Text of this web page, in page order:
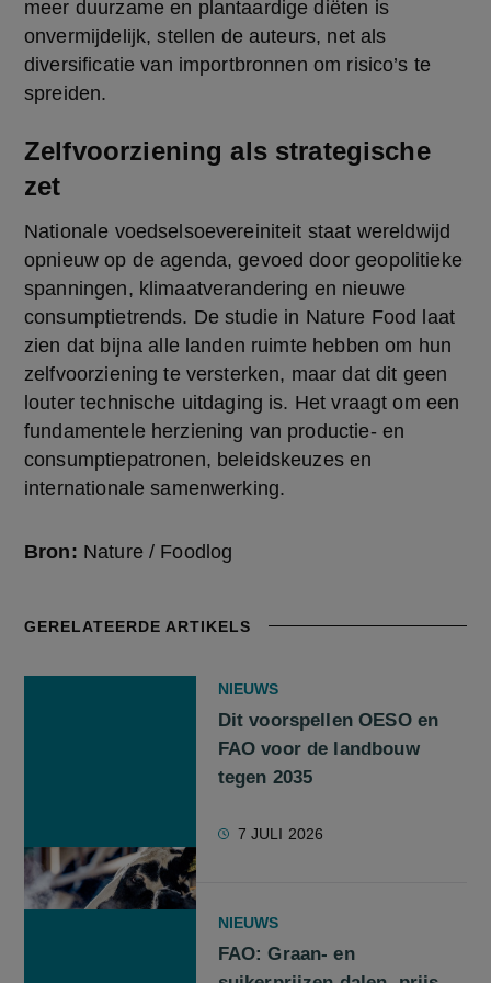
meer duurzame en plantaardige diëten is
onvermijdelijk, stellen de auteurs, net als
diversificatie van importbronnen om risico’s te
spreiden.
Zelfvoorziening als strategische
zet
Nationale voedselsoevereiniteit staat wereldwijd
opnieuw op de agenda, gevoed door geopolitieke
spanningen, klimaatverandering en nieuwe
consumptietrends. De studie in Nature Food laat
zien dat bijna alle landen ruimte hebben om hun
zelfvoorziening te versterken, maar dat dit geen
louter technische uitdaging is. Het vraagt om een
fundamentele herziening van productie- en
consumptiepatronen, beleidskeuzes en
internationale samenwerking.
Bron: Nature / Foodlog
GERELATEERDE ARTIKELS
NIEUWS
Dit voorspellen OESO en
FAO voor de landbouw
tegen 2035
7 JULI 2026
NIEUWS
FAO: Graan- en